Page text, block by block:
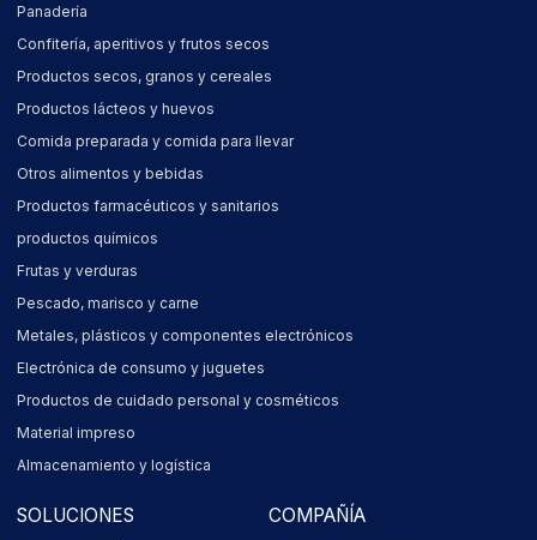
Panadería
Confitería, aperitivos y frutos secos
Productos secos, granos y cereales
Productos lácteos y huevos
Comida preparada y comida para llevar
Otros alimentos y bebidas
Productos farmacéuticos y sanitarios
productos químicos
Frutas y verduras
Pescado, marisco y carne
Metales, plásticos y componentes electrónicos
Electrónica de consumo y juguetes
Productos de cuidado personal y cosméticos
Material impreso
Almacenamiento y logística
SOLUCIONES COMPAÑÍA